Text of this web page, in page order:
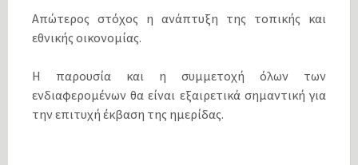
Απώτερος στόχος η ανάπτυξη της τοπικής και
εθνικής οικονομίας.
Η παρουσία και η συμμετοχή όλων των
ενδιαφερομένων θα είναι εξαιρετικά σημαντική για
την επιτυχή έκβαση της ημερίδας.